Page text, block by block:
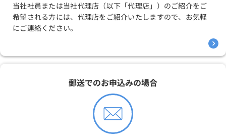
当社社員または当社代理店（以下「代理店」）のご紹介をご
希望される方には、代理店をご紹介いたしますので、お気軽
にご連絡ください。
郵送でのお申込みの場合